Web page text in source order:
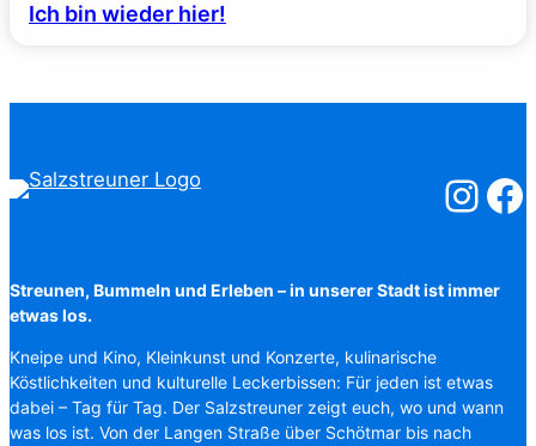
Ich bin wieder hier!
Streunen, Bummeln und Erleben – in unserer Stadt ist immer
etwas los.
Kneipe und Kino, Kleinkunst und Konzerte, kulinarische
Köstlichkeiten und kulturelle Leckerbissen: Für jeden ist etwas
dabei – Tag für Tag. Der Salzstreuner zeigt euch, wo und wann
was los ist. Von der Langen Straße über Schötmar bis nach